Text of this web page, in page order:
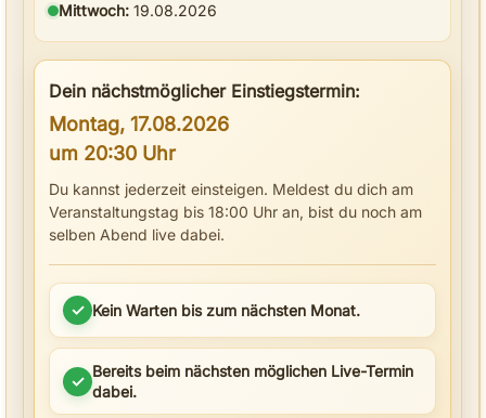
Mittwoch: 19.08.2026
Dein nächstmöglicher Einstiegstermin:
Montag, 17.08.2026
um 20:30 Uhr
Du kannst jederzeit einsteigen. Meldest du dich am
Veranstaltungstag bis 18:00 Uhr an, bist du noch am
selben Abend live dabei.
✓ Kein Warten bis zum nächsten Monat.
✓ Bereits beim nächsten möglichen Live-Termin
dabei.